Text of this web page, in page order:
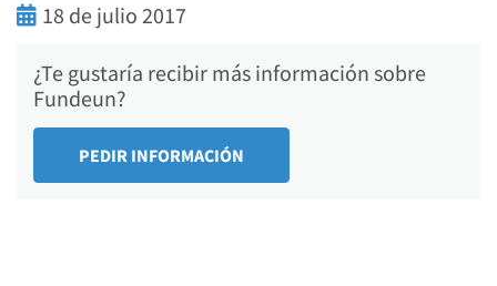
18 de julio 2017
¿Te gustaría recibir más información sobre
Fundeun?